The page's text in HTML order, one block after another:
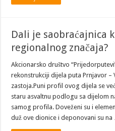
Dali je saobraćajnica
regionalnog značaja?
Akcionarsko društvo
rekonstrukciji dijela puta Prnjavor –
zastoja.Puni profil ovog dijela se
staru asvaltnu podlogu sa dijelom
samog profila. Doveženi su i
duž ove dionice i deponovani su na